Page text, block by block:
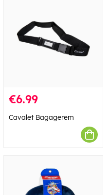
€6.99
Cavalet Bagagerem